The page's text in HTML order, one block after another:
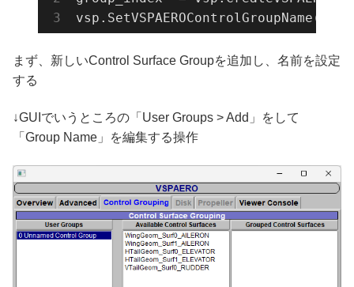
まず、新しいControl Surface Groupを追加し、名前を設定
する
↓GUIでいうところの「User Groups > Add」をして
「Group Name」を編集する操作